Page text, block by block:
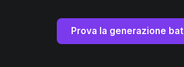
Prova la generazione